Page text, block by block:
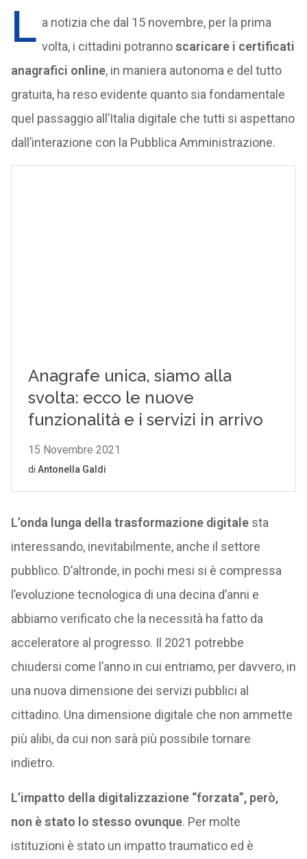
L a notizia che dal 15 novembre, per la prima
volta, i cittadini potrannoscaricare i certificati
anagrafici online, in maniera autonoma e del tutto
gratuita, ha reso evidente quanto sia fondamentale
quel passaggio all’Italia digitale che tutti si aspettano
dall’interazione con la Pubblica Amministrazione.
L’onda lunga della trasformazione digitalesta
interessando, inevitabilmente, anche il settore
pubblico. D’altronde, in pochi mesi si è compressa
l’evoluzione tecnologica di una decina d’anni e
abbiamo verificato che la necessità ha fatto da
acceleratore al progresso. Il 2021 potrebbe
chiudersi come l’anno in cui entriamo, per davvero, in
una nuova dimensione dei servizi pubblici al
cittadino. Una dimensione digitale che non ammette
più alibi, da cui non sarà più possibile tornare
indietro.
L’impatto della digitalizzazione “forzata”, però,
non è stato lo stesso ovunque. Per molte
istituzioni è stato un impatto traumatico ed è